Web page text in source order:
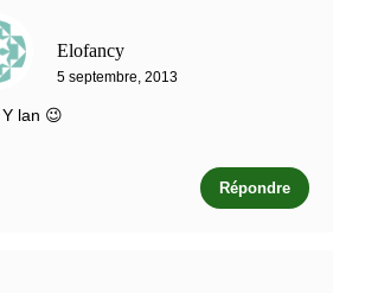
Elofancy
5 septembre, 2013
lan 😉
Répondre